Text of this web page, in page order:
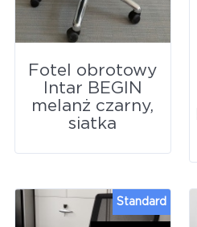
Fotel obrotowy
Intar BEGIN
melanż czarny,
siatka
Standard